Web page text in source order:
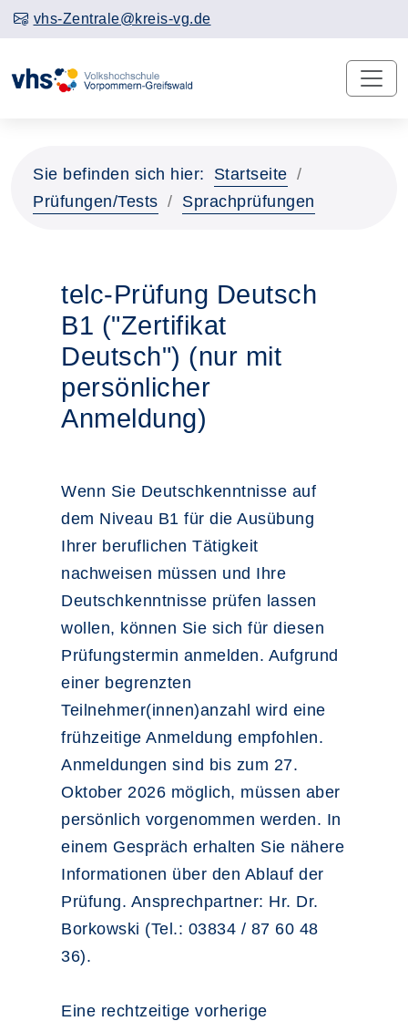
vhs-Zentrale@kreis-vg.de
Sie befinden sich hier:
Startseite
Prüfungen/Tests
Sprachprüfungen
telc-Prüfung Deutsch
B1 ("Zertifikat
Deutsch") (nur mit
persönlicher
Anmeldung)
Wenn Sie Deutschkenntnisse auf
dem Niveau B1 für die Ausübung
Ihrer beruflichen Tätigkeit
nachweisen müssen und Ihre
Deutschkenntnisse prüfen lassen
wollen, können Sie sich für diesen
Prüfungstermin anmelden. Aufgrund
einer begrenzten
Teilnehmer(innen)anzahl wird eine
frühzeitige Anmeldung empfohlen.
Anmeldungen sind bis zum 27.
Oktober 2026 möglich, müssen aber
persönlich vorgenommen werden. In
einem Gespräch erhalten Sie nähere
Informationen über den Ablauf der
Prüfung. Ansprechpartner: Hr. Dr.
Borkowski (Tel.: 03834 / 87 60 48
36).
Eine rechtzeitige vorherige